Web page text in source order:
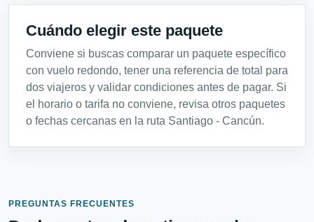
Cuándo elegir este paquete
Conviene si buscas comparar un paquete específico
con vuelo redondo, tener una referencia de total para
dos viajeros y validar condiciones antes de pagar. Si
el horario o tarifa no conviene, revisa otros paquetes
o fechas cercanas en la ruta Santiago - Cancún.
PREGUNTAS FRECUENTES